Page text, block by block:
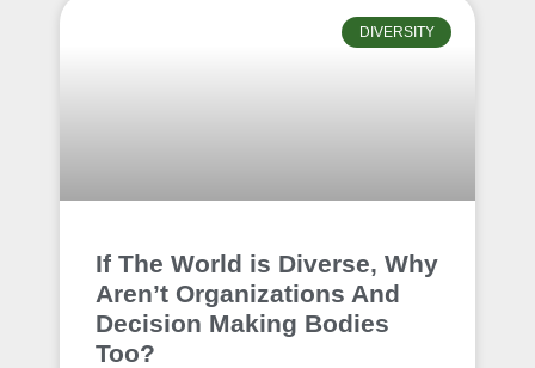
DIVERSITY
If The World is Diverse, Why
Aren’t Organizations And
Decision Making Bodies
Too?